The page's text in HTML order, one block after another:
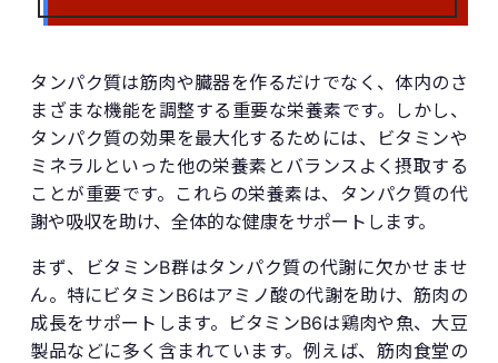
タンパク質は筋肉や臓器を作るだけでなく、体内のさ
まざまな機能を調整する重要な栄養素です。しかし、
タンパク質の効果を最大化するためには、ビタミンや
ミネラルといった他の栄養素とバランスよく摂取する
ことが重要です。これらの栄養素は、タンパク質の代
謝や吸収を助け、全体的な健康をサポートします。
まず、ビタミンB群はタンパク質の代謝に欠かせませ
ん。特にビタミンB6はアミノ酸の代謝を助け、筋肉の
成長をサポートします。ビタミンB6は鶏肉や魚、大豆
製品などに多く含まれています。例えば、筋肉食堂の